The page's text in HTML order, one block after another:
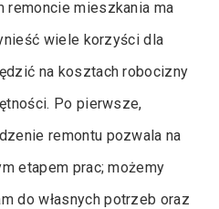
remoncie mieszkania ma
wiele korzyści dla
na kosztach robocizny
Po pierwsze,
remontu pozwala na
etapem prac; możemy
do własnych potrzeb oraz